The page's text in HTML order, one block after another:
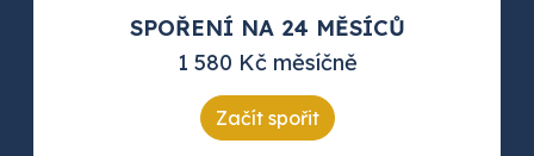
SPOŘENÍ NA 24 MĚSÍCŮ
1 580 Kč měsíčně
Začít spořit